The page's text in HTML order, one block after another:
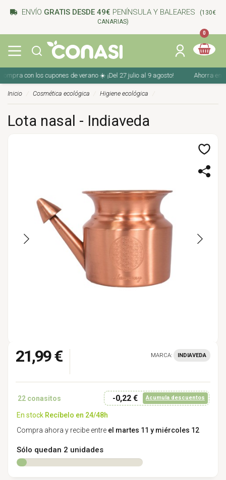
ENVÍO GRATIS DESDE 49€ PENÍNSULA Y BALEARES
(130€
CANARIAS)
0
con los cupones de verano ☀️ ¡Del 27 julio al 9 agosto! Ahorra en
Inicio Cosmética ecológica Higiene ecológica
Lota nasal - Indiaveda
21,99 € MARCA: INDIAVEDA
22 conasitos -0,22 € Acumula descuentos
En stock Recíbelo en 24/48h
Compra ahora y recibe entre el martes 11 y miércoles 12
Sólo quedan 2 unidades